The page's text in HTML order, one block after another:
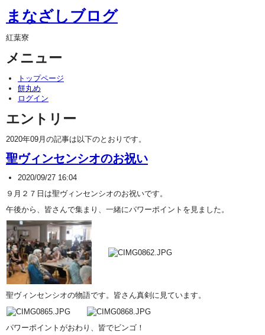
まなざしブログ
紅葉寮
メニュー
トップページ
餅丸め
ログイン
エントリー
2020年09月の記事は以下のとおりです。
聖ヴィンセンシオのお祝い
2020/09/27 16:04
９月２７日は聖ヴィンセンシオのお祝いです。
午後から、皆さんで集まり、一緒にパワーポイントを見ました。
聖ヴィンセンシオの物語です。皆さん真剣に見ています。
パワーポイントがおわり、皆でビンゴ！